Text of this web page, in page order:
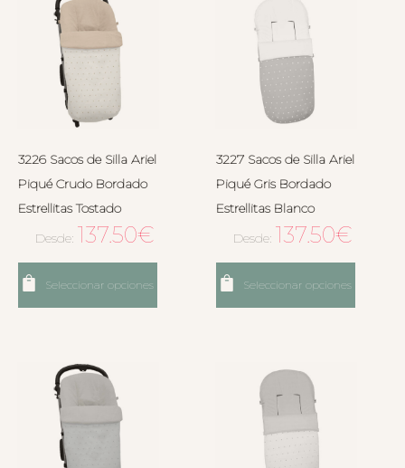
3226 Sacos de Silla Ariel
Piqué Crudo Bordado
Estrellitas Tostado
Desde: 137.50€
Seleccionar opciones
3227 Sacos de Silla Ariel
Piqué Gris Bordado
Estrellitas Blanco
Desde: 137.50€
Seleccionar opciones